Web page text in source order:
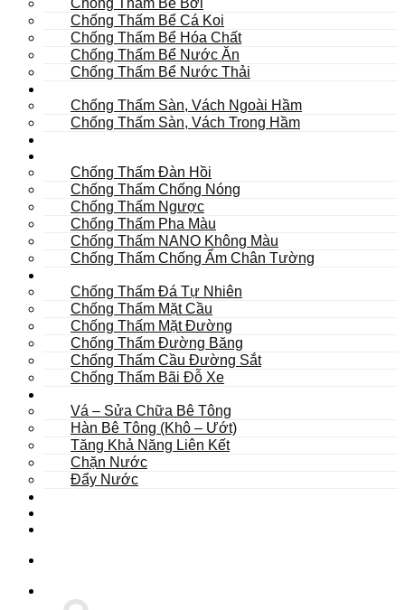
Chống Thấm Bể Bơi
Chống Thấm Bể Cá Koi
Chống Thấm Bể Hóa Chất
Chống Thấm Bể Nước Ăn
Chống Thấm Bể Nước Thải
Chống Thấm Sàn, Vách Ngoài Hầm
Chống Thấm Sàn, Vách Trong Hầm
Chống Thấm Đàn Hồi
Chống Thấm Chống Nóng
Chống Thấm Ngược
Chống Thấm Pha Màu
Chống Thấm NANO Không Màu
Chống Thấm Chống Ẩm Chân Tường
Chống Thấm Đá Tự Nhiên
Chống Thấm Mặt Cầu
Chống Thấm Mặt Đường
Chống Thấm Đường Băng
Chống Thấm Cầu Đường Sắt
Chống Thấm Bãi Đỗ Xe
Vá – Sửa Chữa Bê Tông
Hàn Bê Tông (Khô – Ướt)
Tăng Khả Năng Liên Kết
Chặn Nước
Đẩy Nước